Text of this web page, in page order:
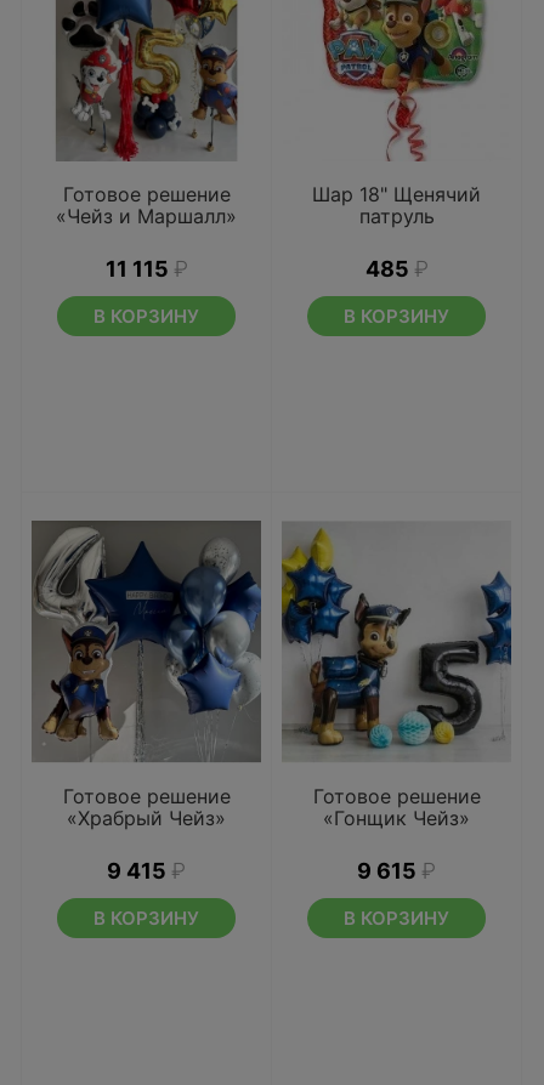
Готовое решение
«Чейз и Маршалл»
11 115 ₽
В КОРЗИНУ
Шар 18" Щенячий
патруль
485 ₽
В КОРЗИНУ
Готовое решение
«Храбрый Чейз»
9 415 ₽
В КОРЗИНУ
Готовое решение
«Гонщик Чейз»
9 615 ₽
В КОРЗИНУ